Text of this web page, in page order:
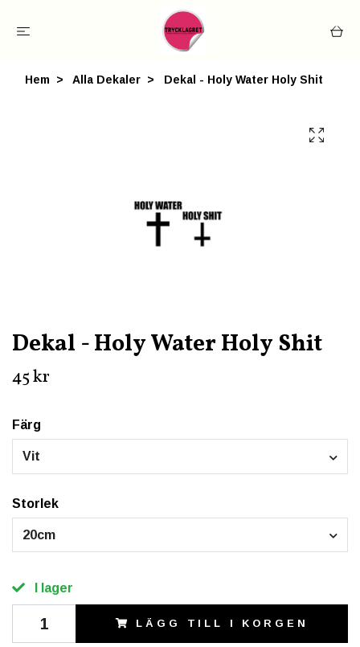
Hem Alla Dekaler Dekal - Holy Water Holy Shit
Dekal - Holy Water Holy Shit
45 kr
Färg
Vit
Storlek
20cm
I lager
LÄGG TILL I KORGEN